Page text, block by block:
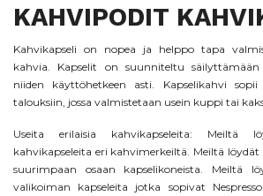
KAHVIPODIT
Kahvikapseli on nopea ja helppo tapa
kahvia. Kapselit on suunniteltu
niiden käyttöhetkeen asti. Kapselikahvi
talouksiin, jossa valmistetaan usein kuppi tai
Useita erilaisia kahvikapseleita: Meiltä
kahvikapseleita eri kahvimerkeiltä. Meiltä
suurimpaan osaan kapselikoneista. Meiltä
valikoiman kapseleita jotka sopivat